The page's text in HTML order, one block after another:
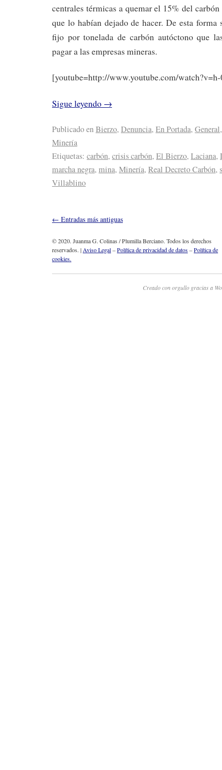
centrales térmicas a quemar el 15% del
que lo habían dejado de hacer. De esta forma
fijo por tonelada de carbón autóctono que
pagar a las empresas mineras.
[youtube=http://www.youtube.com/
Sigue leyendo →
Publicado enBierzo, Denuncia, En Portada, General,
Minería
Etiquetas: carbón, crisis carbón, El Bierzo, Laciana,
marcha negra, mina, Minería, Real Decreto Carbón,
Villablino
← Entradas más antiguas
© 2020. Juanma G. Colinas / Plumilla Berciano. Todos los derechos
reservados. |Aviso Legal–Política de privacidad de datos–Política de
cookies.
Creado con orgullo gracias a